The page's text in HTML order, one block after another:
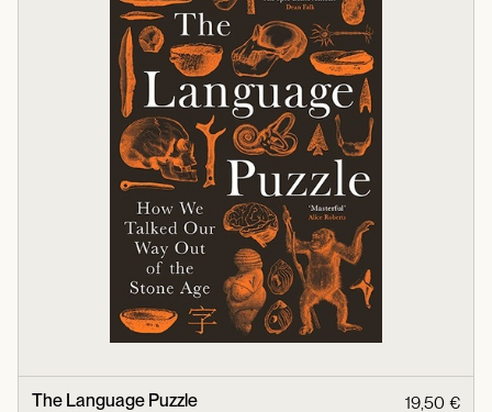
The Language Puzzle 19,50 €